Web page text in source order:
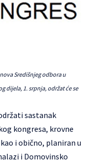
Središnjeg odbora u
dijela, 1. srpnja, održat će se
sastanak
kongresa, krovne
i obično, planiran u
i Domovinsko